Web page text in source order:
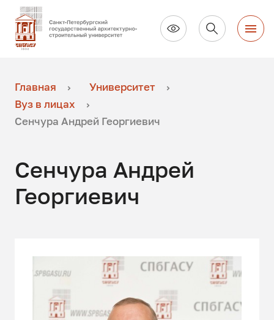
Главная
Университет
Вуз в лицах
Сенчура Андрей Георгиевич
Сенчура Андрей
Георгиевич